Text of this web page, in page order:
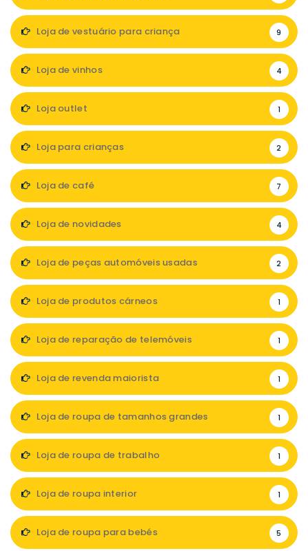
Loja de vestuário para criança 9
Loja de vinhos 4
Loja outlet 1
Loja para crianças 2
Loja de café 7
Loja de novidades 4
Loja de peças automóveis usadas 2
Loja de produtos cárneos 1
Loja de reparação de telemóveis 1
Loja de revenda maiorista 1
Loja de roupa de tamanhos grandes 1
Loja de roupa de trabalho 1
Loja de roupa interior 1
Loja de roupa para bebés 5